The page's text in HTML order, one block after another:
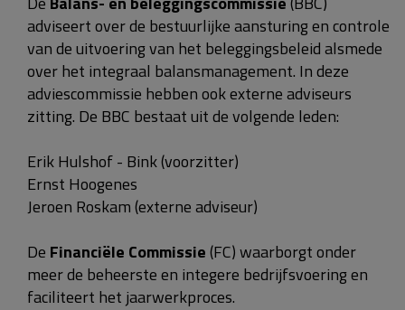
adviseert over de bestuurlijke aansturing en controle
van de uitvoering van het beleggingsbeleid alsmede
over het integraal balansmanagement. In deze
adviescommissie hebben ook externe adviseurs
zitting. De BBC bestaat uit de volgende leden:
Erik Hulshof - Bink (voorzitter)
Ernst Hoogenes
Jeroen Roskam (externe adviseur)
De Financiële Commissie(FC) waarborgt onder
meer de beheerste en integere bedrijfsvoering en
faciliteert het jaarwerkproces.